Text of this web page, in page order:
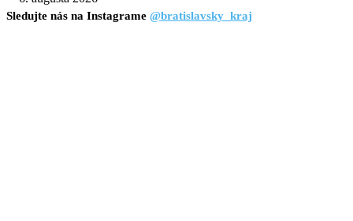
Sledujte nás na Instagrame @bratislavsky_kraj